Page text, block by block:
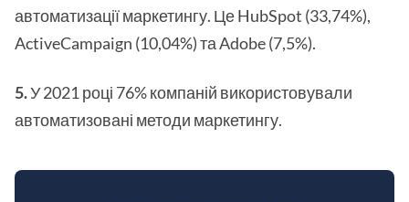
автоматизації маркетингу. Це HubSpot (33,74%),
ActiveCampaign (10,04%) та Adobe (7,5%).
5.У 2021 році 76% компаній використовували
автоматизовані методи маркетингу.